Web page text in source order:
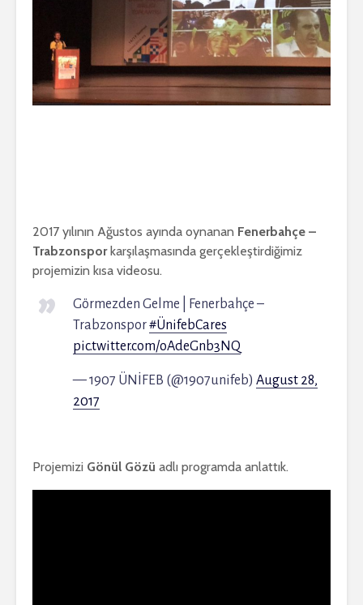
2017 yılının Ağustos ayında oynanan Fenerbahçe –
Trabzonsporkarşılaşmasında gerçekleştirdiğimiz
projemizin kısa videosu.
Görmezden Gelme | Fenerbahçe –
Trabzonspor#ÜnifebCares
pic.twitter.com/oAdeGnb3NQ
— 1907 ÜNİFEB (@1907unifeb) August 28,
2017
Projemizi Gönül Gözü adlı programda anlattık.